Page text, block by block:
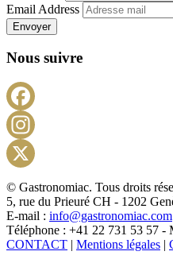
Email Address
Envoyer
Nous suivre
© Gastronomiac. Tous droits
5, rue du Prieuré CH - 1202
E-mail : info@gastronomiac.com
Téléphone : +41 22 731 53 57 -
CONTACT | Mentions légales |